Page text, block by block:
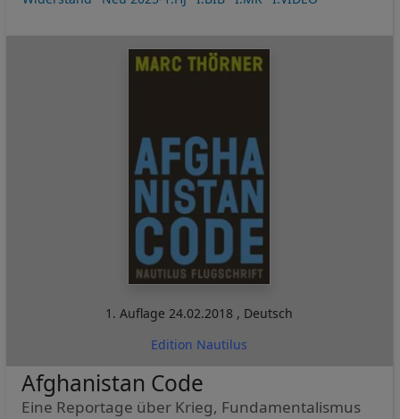
1. Auflage 24.02.2018 , Deutsch
Edition Nautilus
Afghanistan Code
Eine Reportage über Krieg, Fundamentalismus